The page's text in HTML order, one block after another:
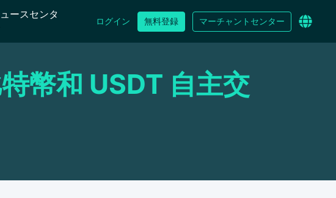
ースセンタ
ログイン 無料登録 マーチャントセンター
幣和 USDT 自主交